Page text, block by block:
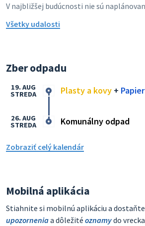
V najbližšej budúcnosti nie sú
Všetky udalosti
Zber odpadu
Plasty a kovy + Papier
19. AUG
STREDA
Komunálny odpad
26. AUG
STREDA
Zobraziť celý kalendár
Mobilná aplikácia
Stiahnite si mobilnú aplikáciu a
upozorneniaa dôležité oznamydo